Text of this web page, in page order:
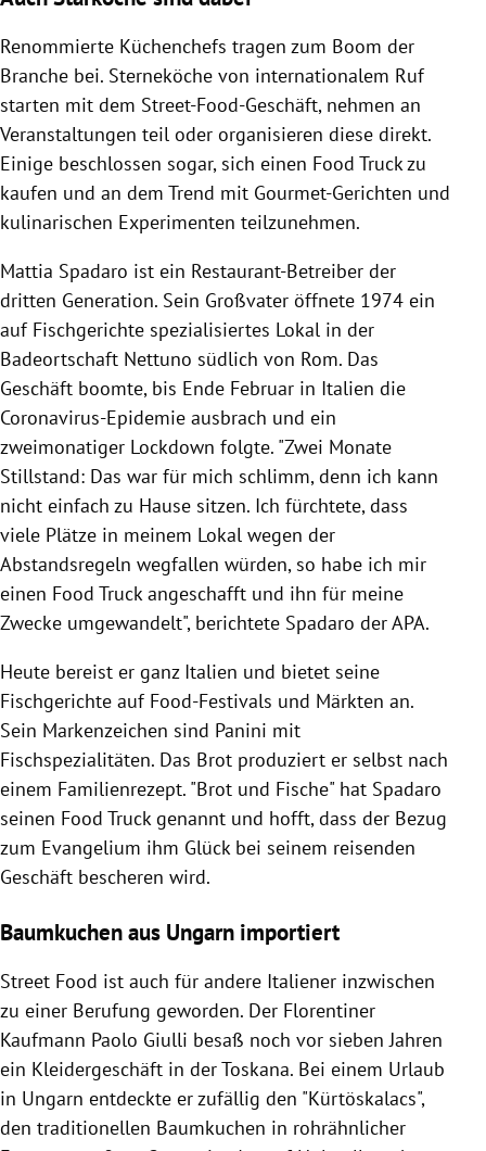
Renommierte Küchenchefs tragen zum Boom der
Branche bei. Sterneköche von internationalem Ruf
starten mit dem Street-Food-Geschäft, nehmen an
Veranstaltungen teil oder organisieren diese direkt.
Einige beschlossen sogar, sich einen Food Truck zu
kaufen und an dem Trend mit Gourmet-Gerichten und
kulinarischen Experimenten teilzunehmen.
Mattia Spadaro ist ein Restaurant-Betreiber der
dritten Generation. Sein Großvater öffnete 1974 ein
auf Fischgerichte spezialisiertes Lokal in der
Badeortschaft Nettuno südlich von Rom. Das
Geschäft boomte, bis Ende Februar in Italien die
Coronavirus-Epidemie ausbrach und ein
zweimonatiger Lockdown folgte. "Zwei Monate
Stillstand: Das war für mich schlimm, denn ich kann
nicht einfach zu Hause sitzen. Ich fürchtete, dass
viele Plätze in meinem Lokal wegen der
Abstandsregeln wegfallen würden, so habe ich mir
einen Food Truck angeschafft und ihn für meine
Zwecke umgewandelt", berichtete Spadaro der APA.
Heute bereist er ganz Italien und bietet seine
Fischgerichte auf Food-Festivals und Märkten an.
Sein Markenzeichen sind Panini mit
Fischspezialitäten. Das Brot produziert er selbst nach
einem Familienrezept. "Brot und Fische" hat Spadaro
seinen Food Truck genannt und hofft, dass der Bezug
zum Evangelium ihm Glück bei seinem reisenden
Geschäft bescheren wird.
Baumkuchen aus Ungarn importiert
Street Food ist auch für andere Italiener inzwischen
zu einer Berufung geworden. Der Florentiner
Kaufmann Paolo Giulli besaß noch vor sieben Jahren
ein Kleidergeschäft in der Toskana. Bei einem Urlaub
in Ungarn entdeckte er zufällig den "Kürtöskalacs",
den traditionellen Baumkuchen in rohrähnlicher